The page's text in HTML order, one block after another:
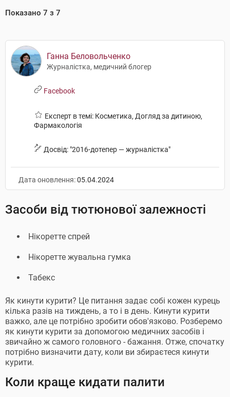
Показано 7 з 7
Ганна Беловольченко
Журналістка, медичний блогер
Facebook
Експерт в темі: Косметика, Догляд за дитиною,
Фармакологія
Досвід: "2016-дотепер — журналістка"
Дата оновлення:05.04.2024
Засоби від тютюнової залежності
Нікоретте спрей
Нікоретте жувальна гумка
Табекс
Як кинути курити? Це питання задає собі кожен курець
кілька разів на тиждень, а то і в день. Кинути курити
важко, але це потрібно зробити обов'язково. Розберемо
як кинути курити за допомогою медичних засобів і
звичайно ж самого головного - бажання. Отже, спочатку
потрібно визначити дату, коли ви збираєтеся кинути
курити.
Коли краще кидати палити